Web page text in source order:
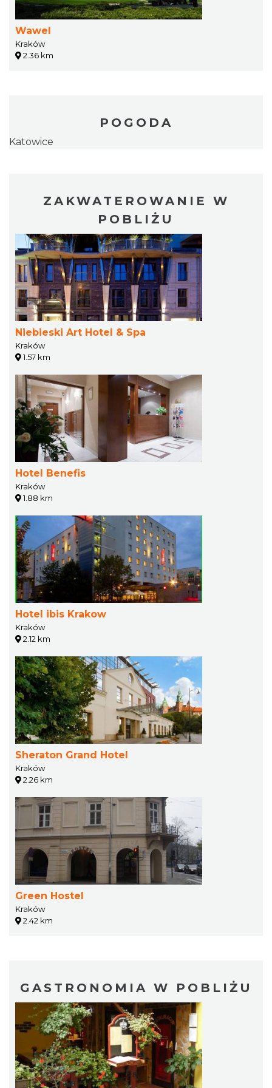
Wawel
Kraków
2.36 km
POGODA
Katowice
ZAKWATEROWANIE W
POBLIŻU
Niebieski Art Hotel & Spa
Kraków
1.57 km
Hotel Benefis
Kraków
1.88 km
Hotel ibis Krakow
Kraków
2.12 km
Sheraton Grand Hotel
Kraków
2.26 km
Green Hostel
Kraków
2.42 km
GASTRONOMIA W POBLIŻU